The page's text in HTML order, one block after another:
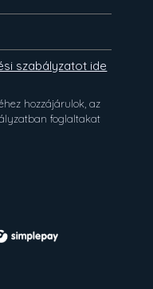
szabályzatot ide
hozzájárulok, az
foglaltakat